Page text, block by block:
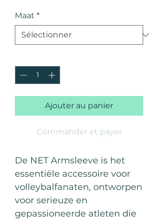
Maat *
Ajouter au panier
Commander et payer
De NET Armsleeve is het
essentiële accessoire voor
volleybalfanaten, ontworpen
voor serieuze en
gepassioneerde atleten die